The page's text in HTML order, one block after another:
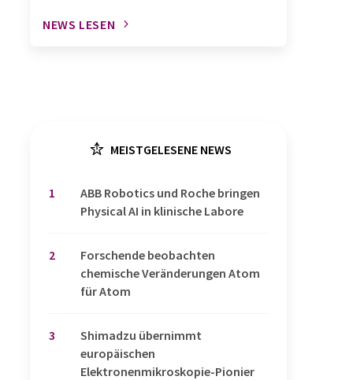
NEWS LESEN
MEISTGELESENE NEWS
1
​​​​​​​ABB Robotics und Roche bringen
Physical AI in klinische Labore
2
Forschende beobachten
chemische Veränderungen Atom
für Atom
3
Shimadzu übernimmt
europäischen
Elektronenmikroskopie-Pionier